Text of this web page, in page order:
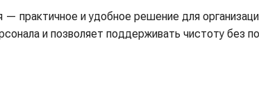
практичное и удобное решение для
и позволяет поддерживать чистоту без